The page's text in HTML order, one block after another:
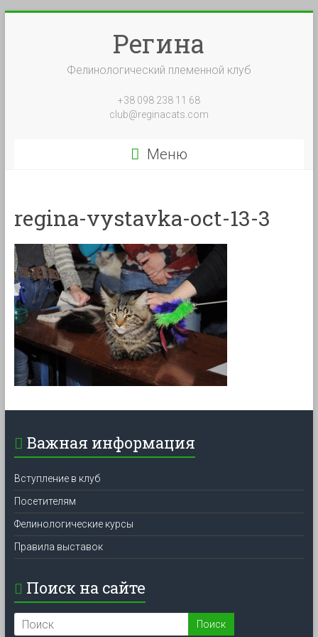
Регина
Фелинологический племенной клуб
+38 098 238 11 68
club@reginacats.com
Меню
regina-vystavka-oct-13-3
Важная информация
Вступление в клуб
Посетителям
Фелинологические курсы
Правила выставок
Поиск на сайте